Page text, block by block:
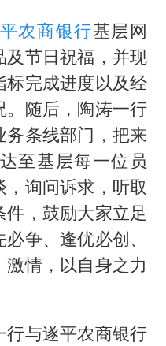
北都在等7号
东方甄选被判赔偿江小白30万元
局 实干挑大梁
农商银行基层网
及节日祝福，并现
完成进度以及经
随后，陶涛一行
条线部门，把来
至基层每一位员
询问诉求，听取
，鼓励大家立足
争、逢优必创、
情，以自身之力
行与遂平农商银行